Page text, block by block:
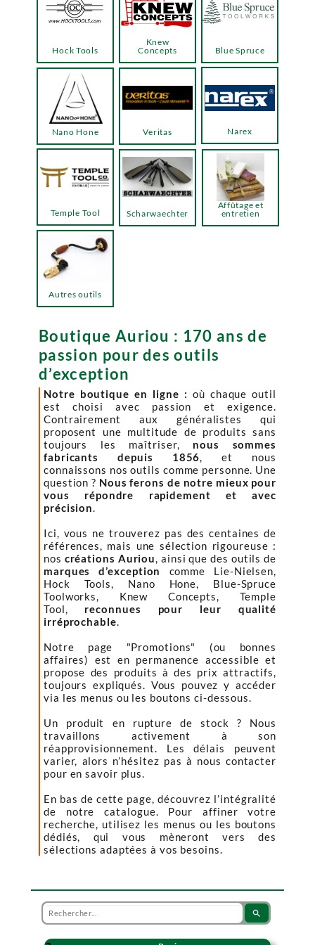
Boutique Auriou : 170 ans de
passion pour des outils
d’exception
Notre boutique en ligne : où chaque outil
est choisi avec passion et exigence.
Contrairement aux généralistes qui
proposent une multitude de produits sans
toujours les maîtriser, nous sommes
fabricants depuis 1856, et nous
connaissons nos outils comme personne. Une
question ? Nous ferons de notre mieux pour
vous répondre rapidement et avec
précision.
Ici, vous ne trouverez pas des centaines de
références, mais une sélection rigoureuse :
nos créations Auriou, ainsi que des outils de
marques d’exception
comme Lie-Nielsen,
Hock Tools, Nano Hone, Blue-Spruce
Toolworks, Knew Concepts, Temple
Tool, reconnues pour leur qualité
irréprochable.
Notre page "Promotions" (ou bonnes
affaires) est en permanence accessible et
propose des produits à des prix attractifs,
toujours expliqués. Vous pouvez y accéder
via les menus ou les boutons ci-dessous.
Un produit en rupture de stock ? Nous
travaillons activement à son
réapprovisionnement. Les délais peuvent
varier, alors n’hésitez pas à nous contacter
pour en savoir plus.
En bas de cette page, découvrez l’intégralité
de notre catalogue. Pour affiner votre
recherche, utilisez les menus ou les boutons
dédiés, qui vous mèneront vers des
sélections adaptées à vos besoins.
Hock Tools
Knew
Concepts
Temple Tool
Blue Spruce
Narex
Veritas
Nano Hone
Autres outils
Scharwaechter
Affûtage et
entretien
search